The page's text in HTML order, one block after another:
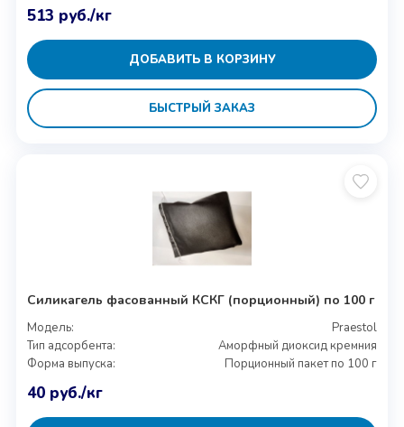
513 руб./кг
ДОБАВИТЬ В КОРЗИНУ
БЫСТРЫЙ ЗАКАЗ
Силикагель фасованный КСКГ (порционный) по 100 г
Модель:
Praestol
Тип адсорбента:
Аморфный диоксид кремния
Форма выпуска:
Порционный пакет по 100 г
40 руб./кг